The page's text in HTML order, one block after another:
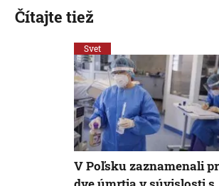
Čítajte tiež
Svet
V Poľsku zaznamenali